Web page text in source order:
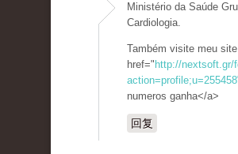
Ministério da Saúde
Cardiologia.
Também visite meu
href=" http://nextsoft.gr/
numeros ganha</a>
回复